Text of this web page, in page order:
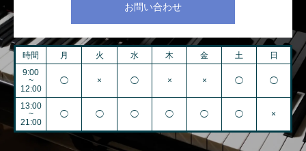
お問い合わせ
時間 月 火 水 木 金 土
日
9:00
~
12:00
◯ × ◯ × × ◯ ◯
13:00
~
21:00
◯ ◯ ◯ ◯ ◯ ◯ ×